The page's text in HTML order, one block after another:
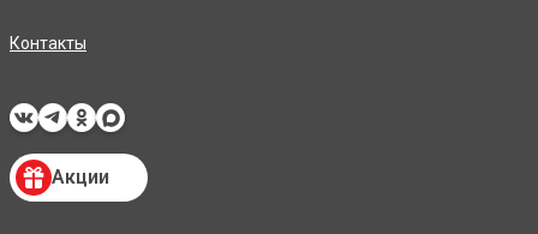
Контакты
Акции